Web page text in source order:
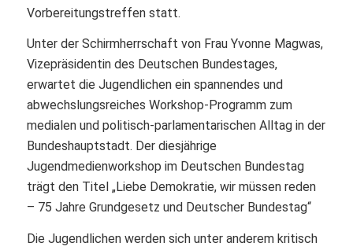
Vorbereitungstreffen statt.
Unter der Schirmherrschaft von Frau Yvonne Magwas,
Vizepräsidentin des Deutschen Bundestages,
erwartet die Jugendlichen ein spannendes und
abwechslungsreiches Workshop-Programm zum
medialen und politisch-parlamentarischen Alltag in der
Bundeshauptstadt. Der diesjährige
Jugendmedienworkshop im Deutschen Bundestag
trägt den Titel „Liebe Demokratie, wir müssen reden
– 75 Jahre Grundgesetz und Deutscher Bundestag“
Die Jugendlichen werden sich unter anderem kritisch